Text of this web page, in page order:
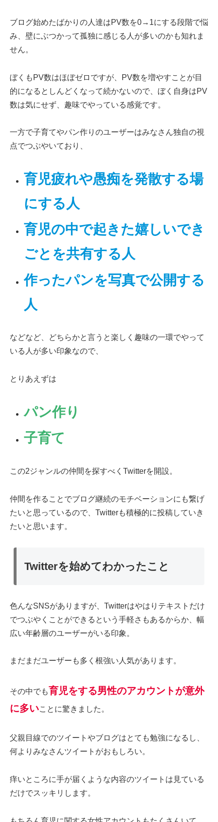
ブログ始めたばかりの人達はPV数を0→1にする段階で悩
み、壁にぶつかって孤独に感じる人が多いのかも知れま
せん。
ぼくもPV数はほぼゼロですが、PV数を増やすことが目
的になるとしんどくなって続かないので、ぼく自身はPV
数は気にせず、趣味でやっている感覚です。
一方で子育てやパン作りのユーザーはみなさん独自の視
点でつぶやいており、
育児疲れや愚痴を発散する場
にする人
育児の中で起きた嬉しいでき
ごとを共有する人
作ったパンを写真で公開する
人
などなど、どちらかと言うと楽しく趣味の一環でやって
いる人が多い印象なので、
とりあえずは
パン作り
子育て
この2ジャンルの仲間を探すべくTwitterを開設。
仲間を作ることでブログ継続のモチベーションにも繋げ
たいと思っているので、Twitterも積極的に投稿していき
たいと思います。
Twitterを始めてわかったこと
色んなSNSがありますが、Twitterはやはりテキストだけ
でつぶやくことができるという手軽さもあるからか、幅
広い年齢層のユーザーがいる印象。
まだまだユーザーも多く根強い人気があります。
その中でも育児をする男性のアカウントが意外
に多いことに驚きました。
父親目線でのツイートやブログはとても勉強になるし、
何よりみなさんツイートがおもしろい。
痒いところに手が届くような内容のツイートは見ている
だけでスッキリします。